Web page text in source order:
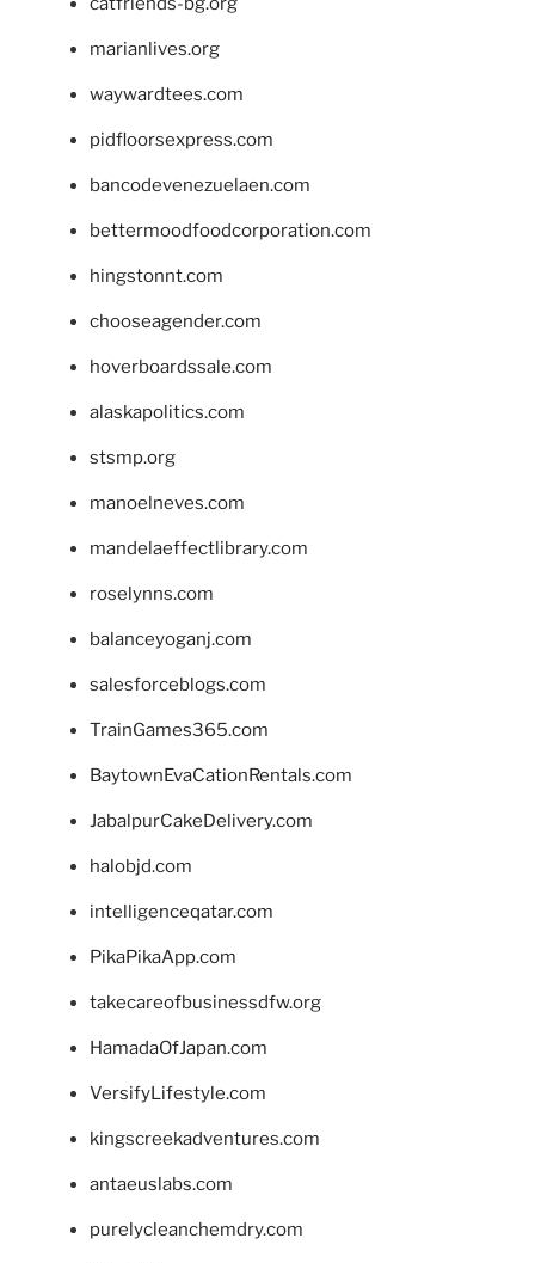
marianlives.org
waywardtees.com
pidfloorsexpress.com
bancodevenezuelaen.com
bettermoodfoodcorporation.com
hingstonnt.com
chooseagender.com
hoverboardssale.com
alaskapolitics.com
stsmp.org
manoelneves.com
mandelaeffectlibrary.com
roselynns.com
balanceyoganj.com
salesforceblogs.com
TrainGames365.com
BaytownEvaCationRentals.com
JabalpurCakeDelivery.com
halobjd.com
intelligenceqatar.com
PikaPikaApp.com
takecareofbusinessdfw.org
HamadaOfJapan.com
VersifyLifestyle.com
kingscreekadventures.com
antaeuslabs.com
purelycleanchemdry.com